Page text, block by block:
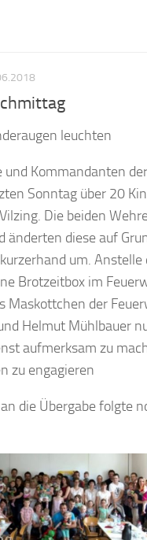
leuchten
und Kommandanten
Sonntag über 20
Die beiden
änderten diese auf
um.
Brotzeitbox im
Maskottchen der
Helmut Mühlbauer
aufmerksam zu
zu engagieren
die Übergabe folgte